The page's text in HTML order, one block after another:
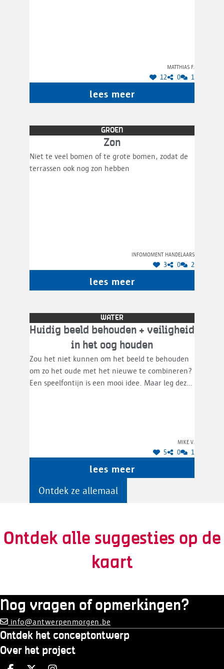
Matthias F.
12 0 1
lees meer
GROEN
Zon
Niet te veel bomen of te grote bomen, zodat de
terrassen ook nog zon hebben
Infomoment handelaars
3 0 2
lees meer
WATER
Huidig beeld behouden + veiligheid
in het oog houden
Zou het niet kunnen om het beeld te behouden
om zo het oude met het nieuwe te combineren?
Een speelfontijn is een mooi idee. Maar leg deze
Mike V.
5 0 1
lees meer
Ontdek ze allemaal
Ontdek alle suggesties op de
kaart
Nog vragen of opmerkingen?
info@antwerpenmorgen.be
Ontdek het conceptontwerp
Over het project